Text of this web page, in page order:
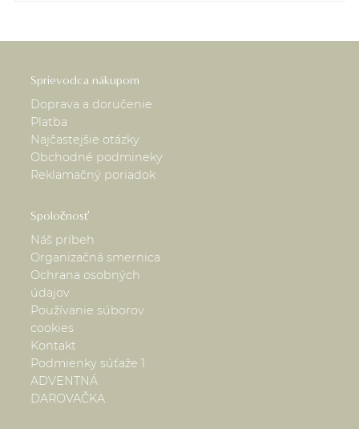
Sprievodca nákupom
Doprava a doručenie
Platba
Najčastejšie otázky
Obchodné podmineky
Reklamačný poriadok
Spoločnosť
Náš príbeh
Organizačná smernica
Ochrana osobných
údajov
Používanie súborov
cookies
Kontakt
Podmienky súťaže 1.
ADVENTNÁ
DAROVAČKA